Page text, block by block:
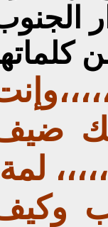
لمة